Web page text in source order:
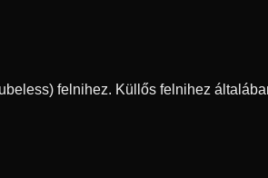
felnihez. Küllős felnihez